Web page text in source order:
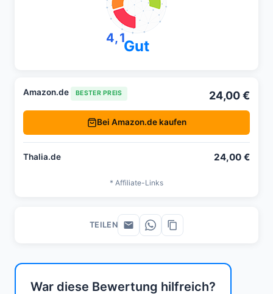
War diese Bewertung hilfreich?
4,1Gut
Amazon.de BESTER PREIS 24,00 €
Bei Amazon.de kaufen
Thalia.de 24,00 €
* Affiliate-Links
TEILEN